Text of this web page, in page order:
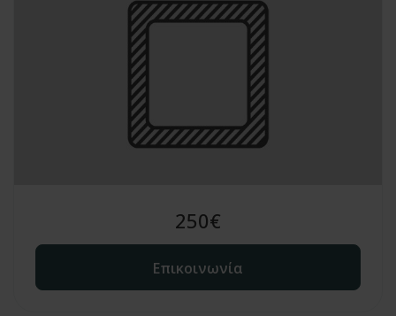
250€
Επικοινωνία